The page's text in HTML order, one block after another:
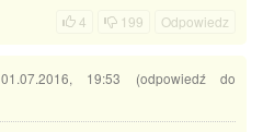
4 199 Odpowiedz
01.07.2016, 19:53 (odpowiedź do